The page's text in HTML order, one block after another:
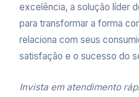
excelência, a solução líder
para transformar a forma
relaciona com seus
satisfação e o sucesso do
Invista em atendimento